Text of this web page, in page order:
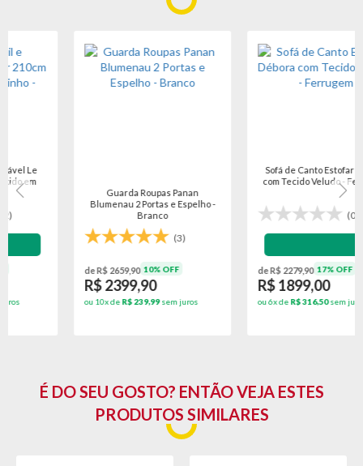
Guarda Roupas Panan
Blumenau 2 Portas e Espelho -
(3)
10% OFF
R$ 2399,90
R$ 239,99sem juros
Sofá de Canto Estofar Débora
com Tecido Veludo - Ferrugem
(0)
17% OFF
R$ 1899,00
R$ 316,50sem juros
É DO SEU GOSTO? ENTÃO VEJA ESTES
PRODUTOS SIMILARES